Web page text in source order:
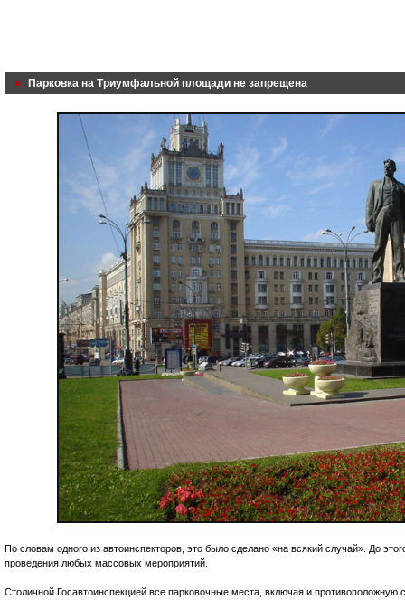
Парковка на Триумфальной площади не запрещена
По словам одного из автоинспекторов, это было сделано «на всякий случай». До
проведения любых массовых мероприятий.
Столичной Госавтоинспекцией все парковочные места, включая и противоположную